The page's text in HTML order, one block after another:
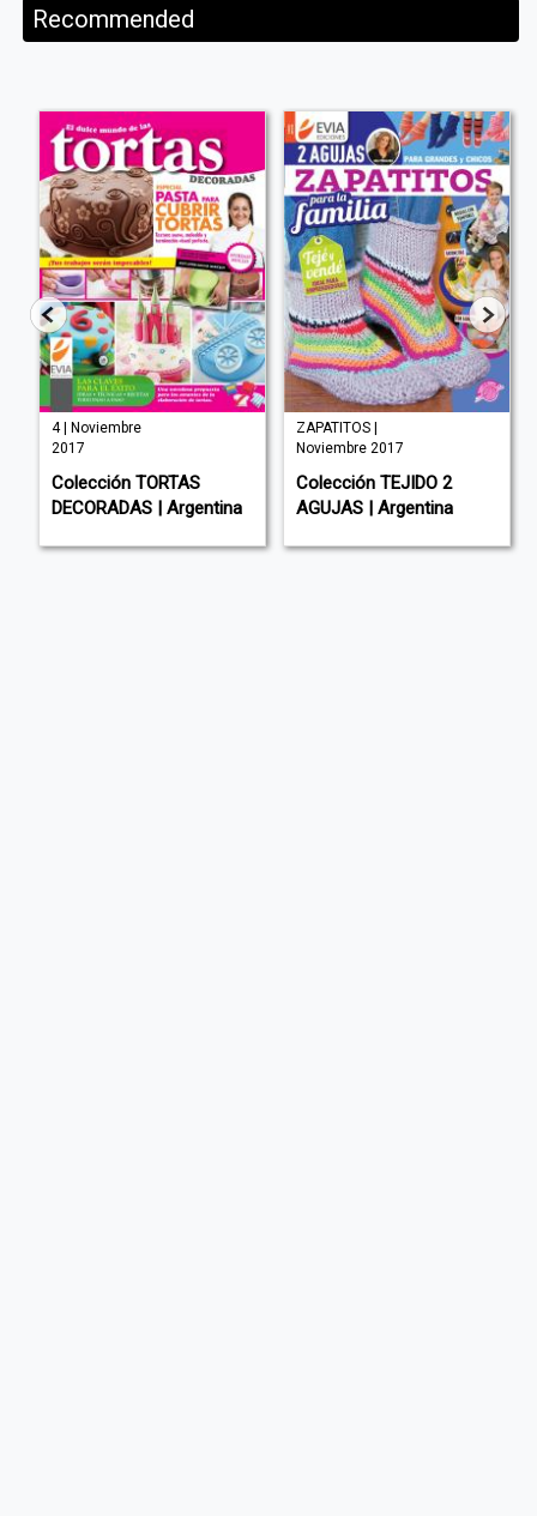
Recommended
4 | Noviembre
2017
Colección TORTAS
DECORADAS | Argentina
ZAPATITOS |
Noviembre 2017
Colección TEJIDO 2
AGUJAS | Argentina